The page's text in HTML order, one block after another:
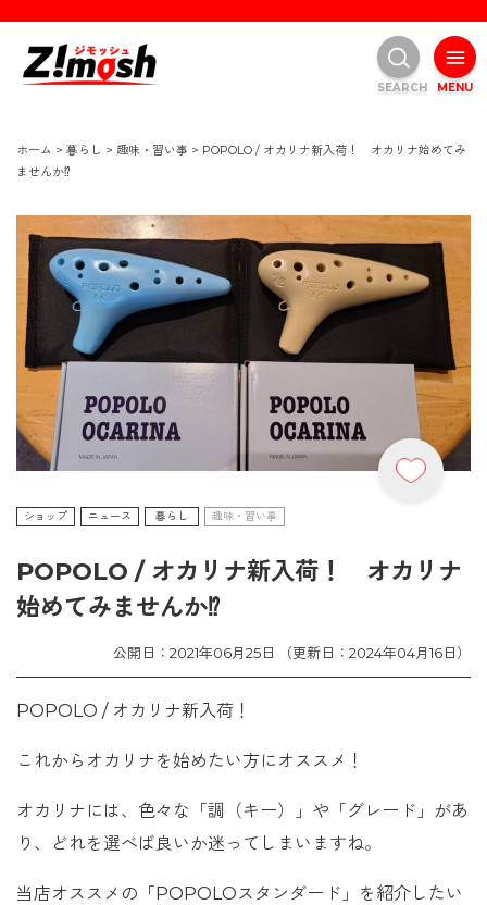
ホーム > 暮らし > 趣味・習い事 > POPOLO / オカリナ新入荷！ オカリナ始めてみ
ませんか⁉️
ショップ ニュース 暮らし 趣味・習い事
POPOLO / オカリナ新入荷！ オカリナ
始めてみませんか⁉️
公開日：2021年06月25日 （更新日：2024年04月16日）
POPOLO / オカリナ新入荷！
これからオカリナを始めたい方にオススメ！
オカリナには、色々な「調（キー）」や「グレード」があ
り、どれを選べば良いか迷ってしまいますね。
当店オススメの「POPOLOスタンダード」を紹介したい
MENU
SEARCH